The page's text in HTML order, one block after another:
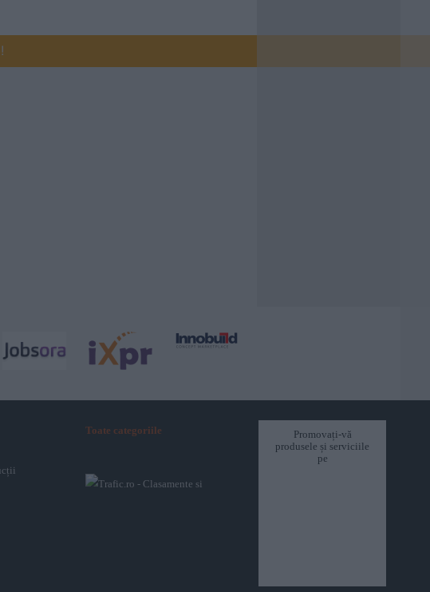
Toate categoriile
Promovați-vă
produsele și serviciile
pe